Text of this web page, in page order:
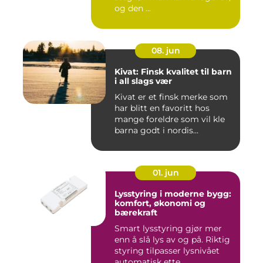
og den ...
08. jun
Kivat: Finsk kvalitet til barn
i all slags vær
Kivat er et finsk merke som
har blitt en favoritt hos
mange foreldre som vil kle
barna godt i nordis...
01. jun
Lysstyring i moderne bygg:
komfort, økonomi og
bærekraft
Smart lysstyring gjør mer
enn å slå lys av og på. Riktig
styring tilpasser lysnivået